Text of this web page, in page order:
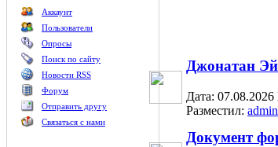
Аккаунт
Пользователи
Опросы
Поиск по сайту
Новости RSS
Форум
Отправить другу
Связаться с нами
Джонатан
Дата: 07.08.2026
Разместил: admin
Документ